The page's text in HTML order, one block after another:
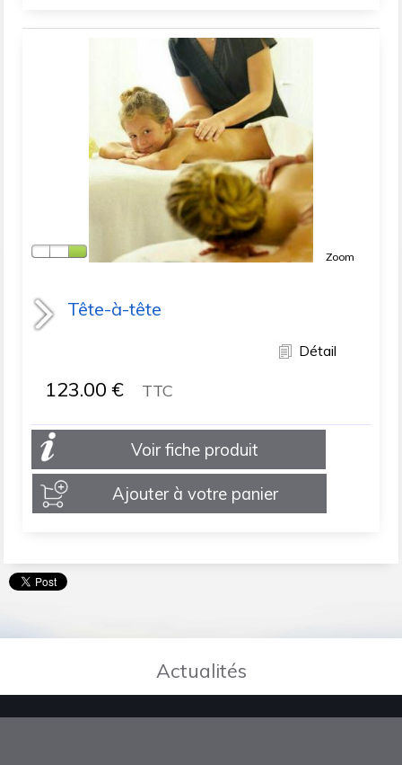
Zoom
Tête-à-tête
Détail
123.00 € TTC
Voir fiche produit
Ajouter à votre panier
Actualités